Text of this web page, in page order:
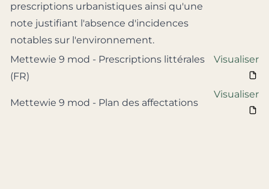
prescriptions urbanistiques ainsi qu'une
note justifiant l'absence d'incidences
notables sur l'environnement.
Mettewie 9 mod - Prescriptions littérales
(FR)
Visualiser
Mettewie 9 mod - Plan des affectations
Visualiser